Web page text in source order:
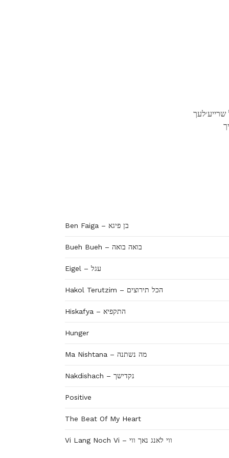
Ben Faiga – בן פיגא
Bueh Bueh – בואה בואה
Eigel – עגל
Hakol Terutzim – הכל תירוצים
Hiskafya – התקפיא
Hunger
Ma Nishtana – מה נשתנה
Nakdishach – נקדישך
Positive
The Beat Of My Heart
Vi Lang Noch Vi – ווי לאנג נאך ווי